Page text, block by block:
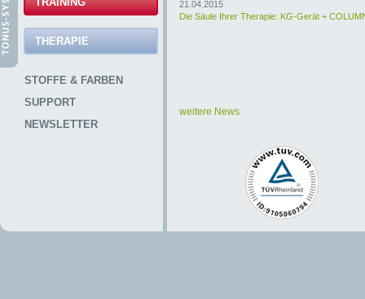
THERAPIE
STOFFE & FARBEN
SUPPORT
NEWSLETTER
21.04.2015
Die Säule Ihrer Therapie: KG-Gerät +
weitere News